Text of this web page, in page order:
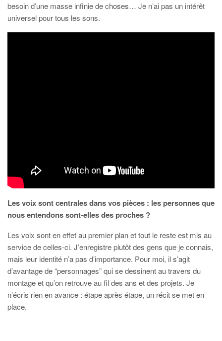
besoin d’une masse infinie de choses… Je n’ai pas un intérêt
universel pour tous les sons.
Les voix sont centrales dans vos pièces : les personnes que
nous entendons sont-elles des proches ?
Les voix sont en effet au premier plan et tout le reste est mis au
service de celles-ci. J’enregistre plutôt des gens que je connais,
mais leur identité n’a pas d’importance. Pour moi, il s’agit
d’avantage de “personnages” qui se dessinent au travers du
montage et qu’on retrouve au fil des ans et des projets. Je
n’écris rien en avance : étape après étape, un récit se met en
place.